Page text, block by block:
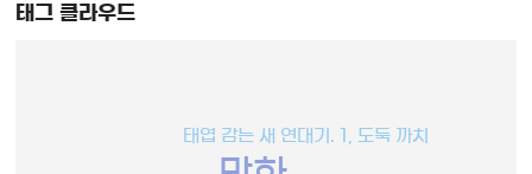
태그 클라우드
태엽 감는 새 연대기. 1, 도둑 까치